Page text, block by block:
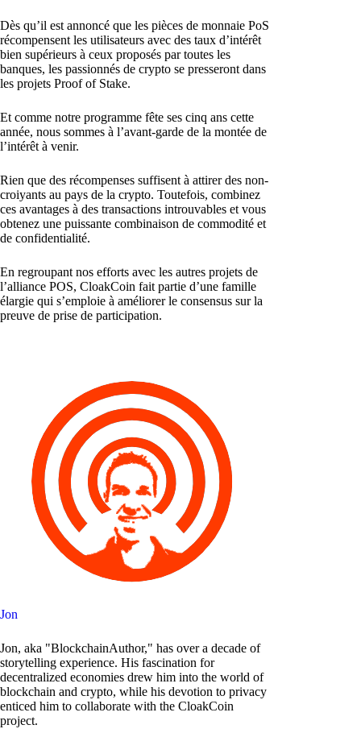
Dès qu’il est annoncé que les pièces de monnaie PoS
récompensent les utilisateurs avec des taux d’intérêt
bien supérieurs à ceux proposés par toutes les
banques, les passionnés de crypto se presseront dans
les projets Proof of Stake.
Et comme notre programme fête ses cinq ans cette
année, nous sommes à l’avant-garde de la montée de
l’intérêt à venir.
Rien que des récompenses suffisent à attirer des non-
croiyants au pays de la crypto. Toutefois, combinez
ces avantages à des transactions introuvables et vous
obtenez une puissante combinaison de commodité et
de confidentialité.
En regroupant nos efforts avec les autres projets de
l’alliance POS, CloakCoin fait partie d’une famille
élargie qui s’emploie à améliorer le consensus sur la
preuve de prise de participation.
Jon
Jon, aka "BlockchainAuthor," has over a decade of
storytelling experience. His fascination for
decentralized economies drew him into the world of
blockchain and crypto, while his devotion to privacy
enticed him to collaborate with the CloakCoin
project.